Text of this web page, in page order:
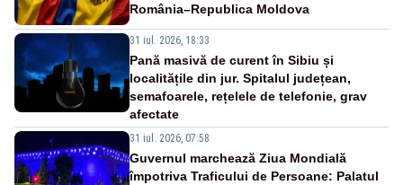
România–Republica Moldova
31 iul. 2026, 18:33
Pană masivă de curent în Sibiu și
localitățile din jur. Spitalul județean,
semafoarele, rețelele de telefonie, grav
afectate
31 iul. 2026, 07:58
Guvernul marchează Ziua Mondială
împotriva Traficului de Persoane: Palatul